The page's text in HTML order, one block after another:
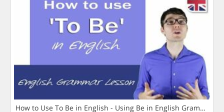
How to Use To Be in English - Using Be in English Grammar